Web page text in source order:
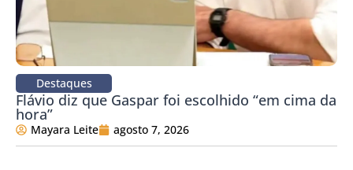
Destaques
Flávio diz que Gaspar foi escolhido “em cima da
hora”
Mayara Leite agosto 7, 2026